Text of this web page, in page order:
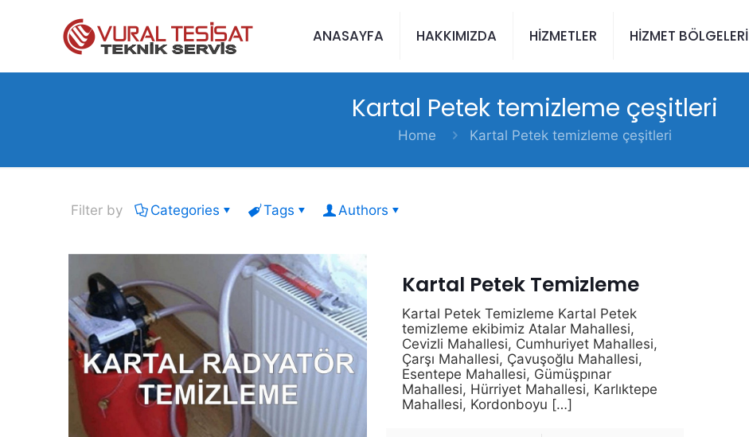
ANASAYFA HAKKIMIZDA HİZMETLER HİZMET BÖLGELERİ
Kartal Petek temizleme çeşitleri
Home Kartal Petek temizleme çeşitleri
Filter by Categories Tags Authors
Kartal Petek Temizleme
Kartal Petek Temizleme Kartal Petek
temizleme ekibimiz Atalar Mahallesi,
Cevizli Mahallesi, Cumhuriyet Mahallesi,
Çarşı Mahallesi, Çavuşoğlu Mahallesi,
Esentepe Mahallesi, Gümüşpınar
Mahallesi, Hürriyet Mahallesi, Karlıktepe
Mahallesi, Kordonboyu […]